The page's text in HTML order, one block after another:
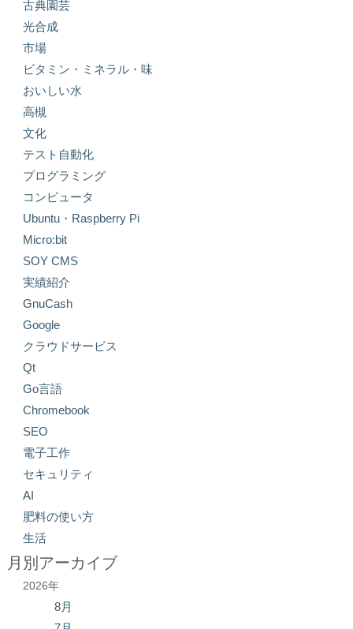
古典園芸
光合成
市場
ビタミン・ミネラル・味
おいしい水
高槻
文化
テスト自動化
プログラミング
コンピュータ
Ubuntu・Raspberry Pi
Micro:bit
SOY CMS
実績紹介
GnuCash
Google
クラウドサービス
Qt
Go言語
Chromebook
SEO
電子工作
セキュリティ
AI
肥料の使い方
生活
月別アーカイブ
2026年
8月